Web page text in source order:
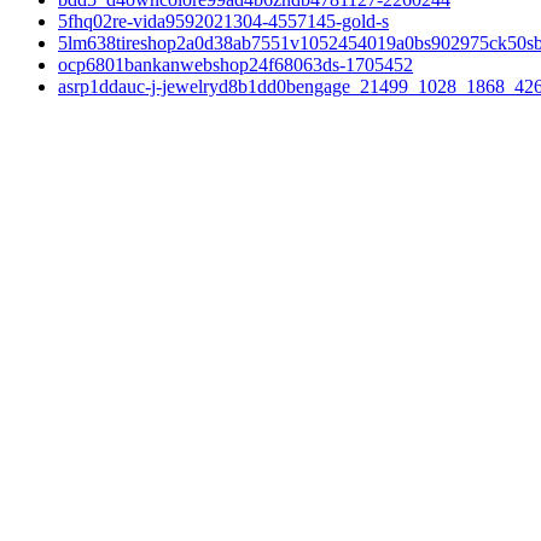
5fhq02re-vida9592021304-4557145-gold-s
ocp6801bankanwebshop24f68063ds-1705452
asrp1ddauc-j-